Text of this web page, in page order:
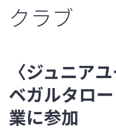
クラブ
〈ジュニア
ベガルタロ
業に参加